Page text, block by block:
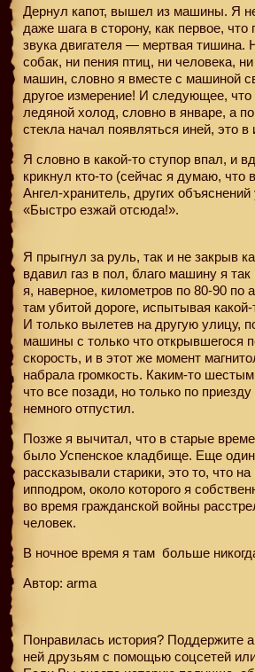
Дернул капот, вышел из машины. Я
даже шага в сторону, как первое, что
звука двигателя — мертвая тишина.
собак, ни пения птиц, ни человека, ни
машин, словно я вместе с машиной
другое измерение! И следующее,
ледяной холод, словно в январе, а
стекла начал появляться иней, это
Я словно в какой-то ступор впал, и
крикнул кто-то (сейчас я думаю, что
Ангел-хранитель, других объяснений
«Быстро езжай отсюда!».
Я прыгнул за руль, так и не закрыв
вдавил газ в пол, благо машину я
я, наверное, километров по 80-90 по
там убитой дороге, испытывая
И только вылетев на другую улицу,
машины с только что открывшегося
скорость, и в этот же момент
набрала громкость. Каким-то
что все позади, но только по
немного отпустил.
Позже я вычитал, что в старые
было Успенское кладбище. Еще
рассказывали старики, это то, что
ипподром, около которого я
во время гражданской войны
человек.
В ночное время я там больше
Автор: arma
Понравилась история? Поддержите
ней друзьям с помощью соцсетей